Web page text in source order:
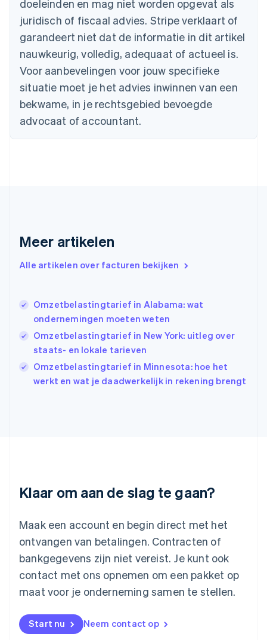
doeleinden en mag niet worden opgevat als
juridisch of fiscaal advies. Stripe verklaart of
garandeert niet dat de informatie in dit artikel
nauwkeurig, volledig, adequaat of actueel is.
Voor aanbevelingen voor jouw specifieke
situatie moet je het advies inwinnen van een
bekwame, in je rechtsgebied bevoegde
advocaat of accountant.
Meer artikelen
Alle artikelen over facturen bekijken
Omzetbelastingtarief in Alabama: wat
ondernemingen moeten weten
Omzetbelastingtarief in New York: uitleg over
staats- en lokale tarieven
Omzetbelastingtarief in Minnesota: hoe het
werkt en wat je daadwerkelijk in rekening brengt
Klaar om aan de slag te gaan?
Maak een account en begin direct met het
ontvangen van betalingen. Contracten of
bankgegevens zijn niet vereist. Je kunt ook
contact met ons opnemen om een pakket op
maat voor je onderneming samen te stellen.
Start nu Neem contact op
Nederlands FrançaisDeutschEnglish
Brazilië
Português English
Bulgarije
English
English Français
Cyprus
Denemarken
English
English
Griekenland
English
Hongkong SAR, China
English简体中文
Ierland
India
English
Italië
Litouwen
Luxemburg
Maleisië
English简体中文
Malta
English
Mexico
Nederland
NederlandsEnglish